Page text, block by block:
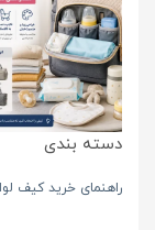
دسته بندی
راهنمای خرید کیف